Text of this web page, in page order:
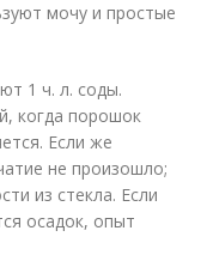
мочу и простые
1 ч. л. соды.
когда порошок
Если же
не произошло;
из стекла. Если
осадок, опыт